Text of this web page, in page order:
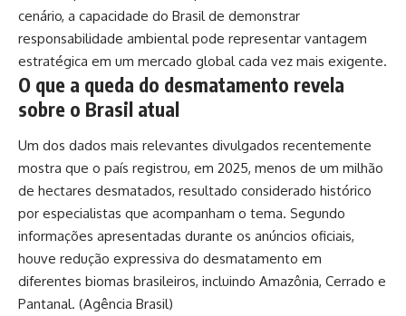
cenário, a capacidade do Brasil de demonstrar
responsabilidade ambiental pode representar vantagem
estratégica em um mercado global cada vez mais exigente.
O que a queda do desmatamento revela
sobre o Brasil atual
Um dos dados mais relevantes divulgados recentemente
mostra que o país registrou, em 2025, menos de um milhão
de hectares desmatados, resultado considerado histórico
por especialistas que acompanham o tema. Segundo
informações apresentadas durante os anúncios oficiais,
houve redução expressiva do desmatamento em
diferentes biomas brasileiros, incluindo Amazônia, Cerrado e
Pantanal. (Agência Brasil)